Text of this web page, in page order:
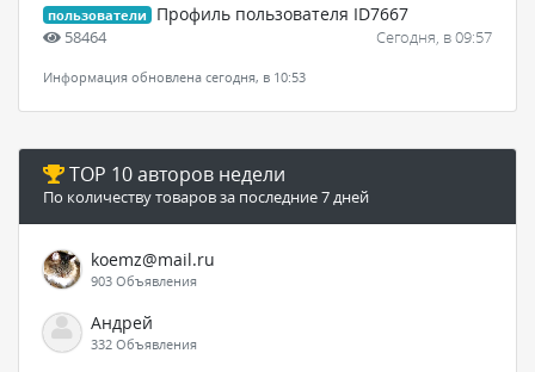
пользователи Профиль пользователя ID7667
58464 Сегодня, в 09:57
Информация обновлена сегодня, в 10:53
TOP 10 авторов недели
По количеству товаров за последние 7 дней
koemz@mail.ru
903 Объявления
Андрей
332 Объявления